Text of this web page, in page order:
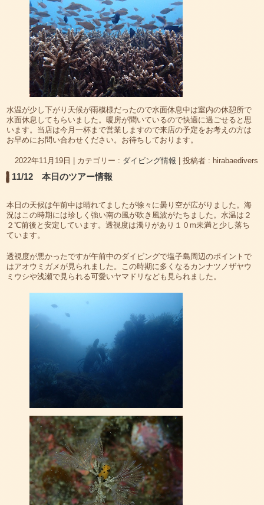
水温が少し下がり天候が雨模様だったので水面休息中は室内の休憩所で
水面休息してもらいました。暖房が聞いているので快適に過ごせると思
います。当店は今月一杯まで営業しますので来店の予定をお考えの方は
お早めにお問い合わせください。お待ちしております。
2022年11月19日 カテゴリー : ダイビング情報 投稿者 : hirabaedivers
11/12 本日のツアー情報
本日の天候は午前中は晴れてましたが徐々に曇り空が広がりました。海
況はこの時期には珍しく強い南の風が吹き風波がたちました。水温は２
２℃前後と安定しています。透視度は濁りがあり１０m未満と少し落ち
ています。
透視度が悪かったですが午前中のダイビングで塩子島周辺のポイントで
はアオウミガメが見られました。この時期に多くなるカンナツノザヤウ
ミウシや浅瀬で見られる可愛いヤマドリなども見られました。